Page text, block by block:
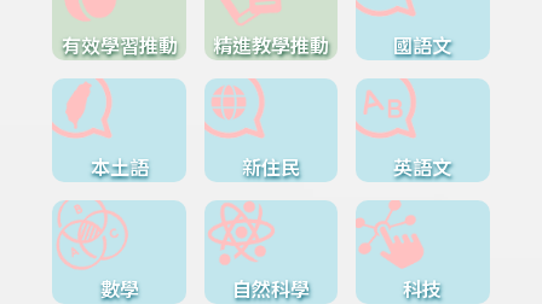
有效學習推動 精進教學推動 國語文
本土語 新住民 英語文
數學 自然科學 科技